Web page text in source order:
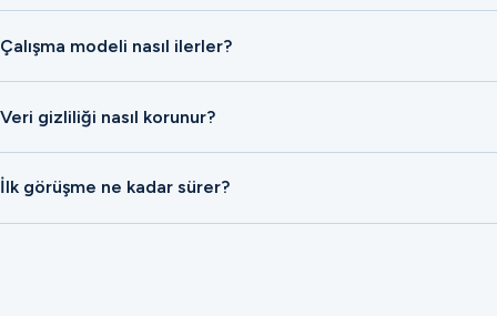
Çalışma modeli nasıl ilerler?
Veri gizliliği nasıl korunur?
İlk görüşme ne kadar sürer?